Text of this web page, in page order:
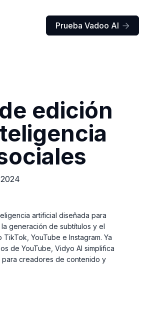
Prueba Vadoo AI 
edición
artificial diseñada para
generación de subtítulos y el
YouTube e Instagram. Ya
de YouTube, Vidyo AI simplifica
creadores de contenido y